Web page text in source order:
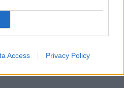
Access Privacy Policy
aktų nuostatos,
principą ir
bei paskolų įmokų ir
limitą“, – portalui
Lietuvos